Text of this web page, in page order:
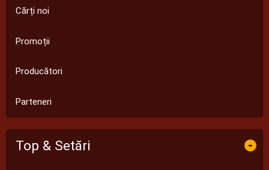
Cărți noi
Promoții
Producători
Parteneri
Top & Setări -